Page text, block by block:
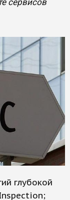
сервисов
глубокой